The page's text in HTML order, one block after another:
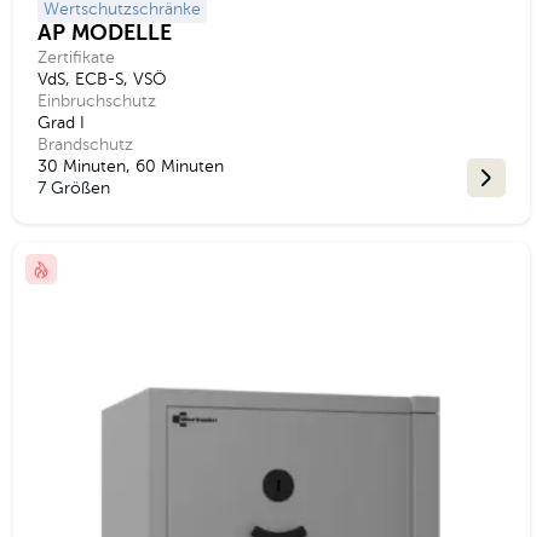
Wertschutzschränke
AP MODELLE
Zertifikate
VdS, ECB-S, VSÖ
Einbruchschutz
Grad I
Brandschutz
30 Minuten, 60 Minuten
7 Größen